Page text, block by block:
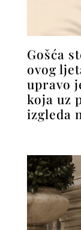
Gošća
ovog
upravo
koja uz
izgleda